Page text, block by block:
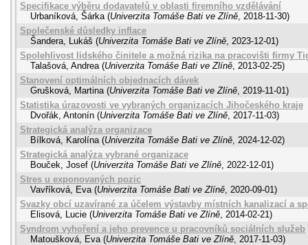
Specifikace výběru dodavatelů v oblasti firemního vzdělávání
Urbaníková, Šárka (Univerzita Tomáše Bati ve Zlíně, 2018-11-30)
Společenské důsledky inflace
Šandera, Lukáš (Univerzita Tomáše Bati ve Zlíně, 2023-12-01)
Spolehlivost lidského činitele a možná rizika na pracovišti firmy
Talašová, Andrea (Univerzita Tomáše Bati ve Zlíně, 2013-02-25)
Stanovení optimálních objednacích dávek
Grušková, Martina (Univerzita Tomáše Bati ve Zlíně, 2019-11-01)
Statistika úrazovosti ve vybraných organizacích Jihočeského kraje
Dvořák, Antonín (Univerzita Tomáše Bati ve Zlíně, 2017-11-03)
Strategická analýza organizace
Bílková, Karolína (Univerzita Tomáše Bati ve Zlíně, 2024-12-02)
Strategická analýza vybrané organizace
Bouček, Josef (Univerzita Tomáše Bati ve Zlíně, 2022-12-01)
Stres u exponovaných pozic
Vavříková, Eva (Univerzita Tomáše Bati ve Zlíně, 2020-09-01)
Svazky obcí uzavírané za účelem výstavby místních kanalizací a
Elisová, Lucie (Univerzita Tomáše Bati ve Zlíně, 2014-02-21)
Syndrom vyhoření a jeho prevence u pracovníků sociálních služeb
Matoušková, Eva (Univerzita Tomáše Bati ve Zlíně, 2017-11-03)